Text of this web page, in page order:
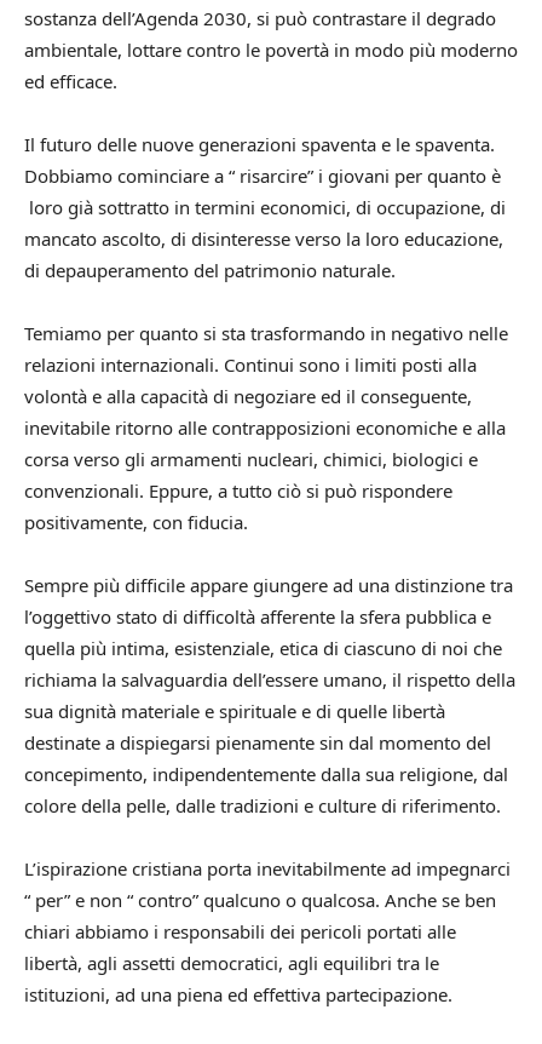
sostanza dell’Agenda 2030, si può contrastare il degrado
ambientale, lottare contro le povertà in modo più moderno
ed efficace.
Il futuro delle nuove generazioni spaventa e le spaventa.
Dobbiamo cominciare a “ risarcire” i giovani per quanto è
loro già sottratto in termini economici, di occupazione, di
mancato ascolto, di disinteresse verso la loro educazione,
di depauperamento del patrimonio naturale.
Temiamo per quanto si sta trasformando in negativo nelle
relazioni internazionali. Continui sono i limiti posti alla
volontà e alla capacità di negoziare ed il conseguente,
inevitabile ritorno alle contrapposizioni economiche e alla
corsa verso gli armamenti nucleari, chimici, biologici e
convenzionali. Eppure, a tutto ciò si può rispondere
positivamente, con fiducia.
Sempre più difficile appare giungere ad una distinzione tra
l’oggettivo stato di difficoltà afferente la sfera pubblica e
quella più intima, esistenziale, etica di ciascuno di noi che
richiama la salvaguardia dell’essere umano, il rispetto della
sua dignità materiale e spirituale e di quelle libertà
destinate a dispiegarsi pienamente sin dal momento del
concepimento, indipendentemente dalla sua religione, dal
colore della pelle, dalle tradizioni e culture di riferimento.
L’ispirazione cristiana porta inevitabilmente ad impegnarci
“ per” e non “ contro” qualcuno o qualcosa. Anche se ben
chiari abbiamo i responsabili dei pericoli portati alle
libertà, agli assetti democratici, agli equilibri tra le
istituzioni, ad una piena ed effettiva partecipazione.